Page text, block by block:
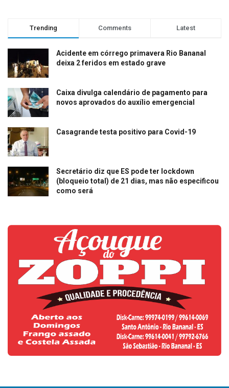
Trending Comments Latest
Acidente em córrego primavera Rio Bananal
deixa 2 feridos em estado grave
Caixa divulga calendário de pagamento para
novos aprovados do auxílio emergencial
Casagrande testa positivo para Covid-19
Secretário diz que ES pode ter lockdown
(bloqueio total) de 21 dias, mas não especificou
como será